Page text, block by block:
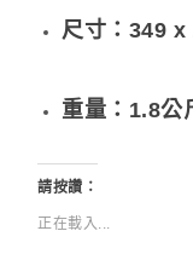
尺寸：349 x
重量：1.8公
請按讚：
正在載入...